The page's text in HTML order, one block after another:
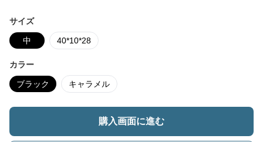
サイズ
中 40*10*28
カラー
ブラック キャラメル
購入画面に進む